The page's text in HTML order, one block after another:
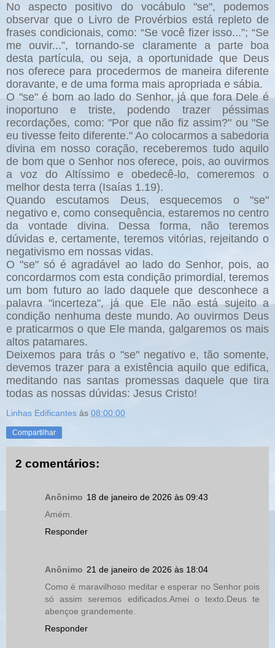
No aspecto positivo do vocábulo "se", podemos
observar que o Livro de Provérbios está repleto de
frases condicionais, como: “Se você fizer isso...”; “Se
me ouvir...”, tornando-se claramente a parte boa
desta partícula, ou seja, a oportunidade que Deus
nos oferece para procedermos de maneira diferente
doravante, e de uma forma mais apropriada e sábia.
O "se" é bom ao lado do Senhor, já que fora Dele é
inoportuno e triste, podendo trazer péssimas
recordações, como: "Por que não fiz assim?" ou "Se
eu tivesse feito diferente." Ao colocarmos a sabedoria
divina em nosso coração, receberemos tudo aquilo
de bom que o Senhor nos oferece, pois, ao ouvirmos
a voz do Altíssimo e obedecê-lo, comeremos o
melhor desta terra (Isaías 1.19).
Quando escutamos Deus, esquecemos o "se"
negativo e, como consequência, estaremos no centro
da vontade divina. Dessa forma, não teremos
dúvidas e, certamente, teremos vitórias, rejeitando o
negativismo em nossas vidas.
O "se" só é agradável ao lado do Senhor, pois, ao
concordarmos com esta condição primordial, teremos
um bom futuro ao lado daquele que desconhece a
palavra "incerteza", já que Ele não está sujeito a
condição nenhuma deste mundo. Ao ouvirmos Deus
e praticarmos o que Ele manda, galgaremos os mais
altos patamares.
Deixemos para trás o "se" negativo e, tão somente,
devemos trazer para a existência aquilo que edifica,
meditando nas santas promessas daquele que tira
todas as nossas dúvidas: Jesus Cristo!
Linhas Edificantes às 08:00:00
Compartilhar
2 comentários:
Anônimo 18 de janeiro de 2026 às 09:43
Amém.
Responder
Anônimo 21 de janeiro de 2026 às 18:04
Como é maravilhoso meditar e esperar no Senhor pois
só assim seremos edificados.Amei o texto.Deus te
abençoe grandemente.
Responder